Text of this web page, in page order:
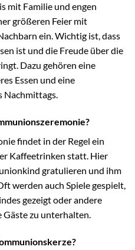
mit Familie und engen
größeren Feier mit
ein. Wichtig ist, dass
ist und die Freude über die
Dazu gehören eine
Essen und eine
Nachmittags.
findet in der Regel ein
Kaffeetrinken statt. Hier
gratulieren und ihm
werden auch Spiele gespielt,
gezeigt oder andere
zu unterhalten.